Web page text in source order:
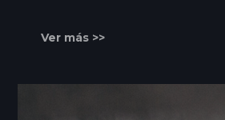
Ver más >>